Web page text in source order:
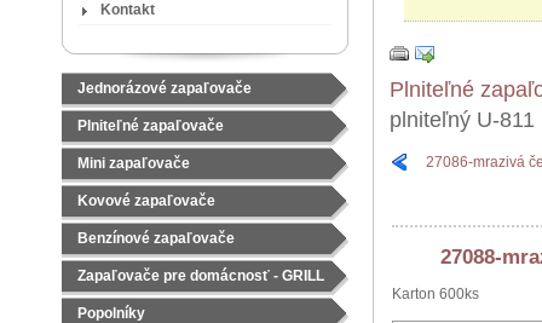
Kontakt
Jednorázové zapaľovače
Plniteľné zapaľovače
Mini zapaľovače
Kovové zapaľovače
Benzínové zapaľovače
Zapaľovače pre domácnosť - GRILL
Popolníky
Plniteľné
plniteľný U-811
27086-mrazivá
27088-
Karton 600ks